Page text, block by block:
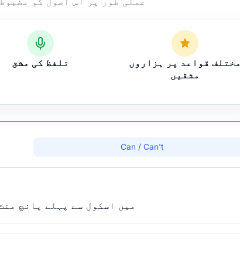
تلفظ کی مشق
مختلف قواعد پر ہزاروں
مشقیں
Can / Can't
میں اسکول سے پہلے پانچ